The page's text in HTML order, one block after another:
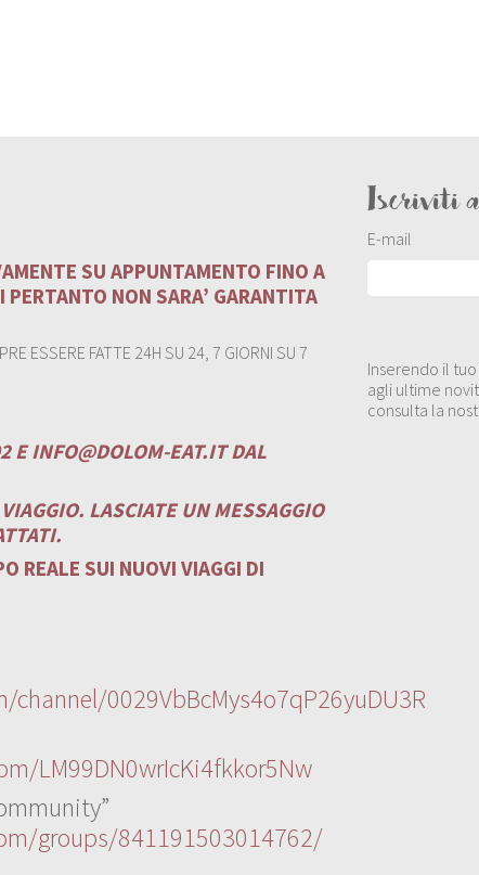
SU APPUNTAMENTO FINO A
NON SARA’ GARANTITA
ESSERE FATTE 24H SU 24, 7 GIORNI SU 7
EINFO@DOLOM-EAT.ITDAL
LASCIATE UN MESSAGGIO
REALE SUI NUOVI VIAGGI DI
0029VbBcMys4o7qP26yuDU3R
LM99DN0wrIcKi4fkkor5Nw
groups/841191503014762/
Iscriviti
E-mail
Inserendo il
agli ultime
consulta la